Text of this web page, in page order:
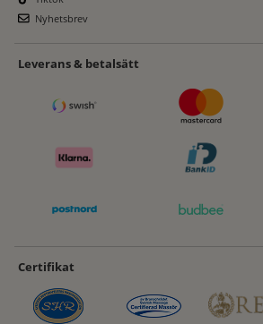
Nyhetsbrev
Leverans & betalsätt
Certifikat